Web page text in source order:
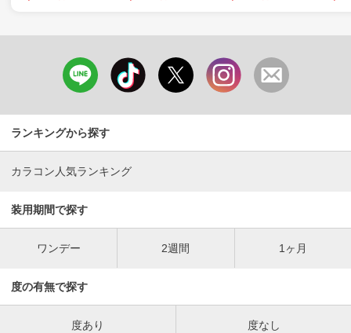
ランキングから探す
カラコン人気ランキング
装用期間で探す
ワンデー 2週間 1ヶ月
度の有無で探す
度あり 度なし